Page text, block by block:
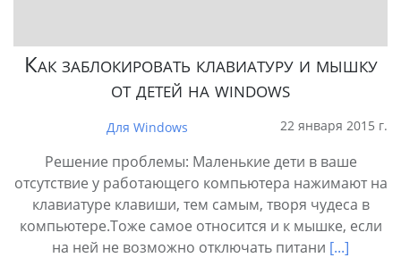
Как заблокировать клавиатуру и мышку
от детей на windows
Для Windows 22 января 2015 г.
Решение проблемы: Маленькие дети в ваше
отсутствие у работающего компьютера нажимают на
клавиатуре клавиши, тем самым, творя чудеса в
компьютере.Тоже самое относится и к мышке, если
на ней не возможно отключать питани [...]